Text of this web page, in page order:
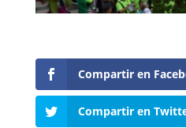
Compartir en
Compartir en